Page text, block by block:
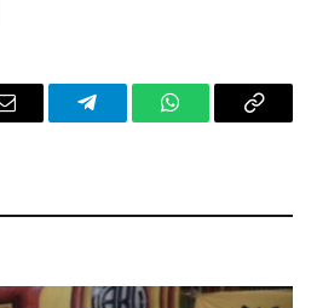
Email TelegramWhatsAppCopy